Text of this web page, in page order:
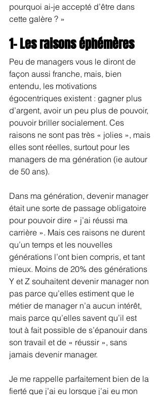
pourquoi ai-je accepté d’être dans
cette galère ? »
1- Les raisons éphémères
Peu de managers vous le diront de
façon aussi franche, mais, bien
entendu, les motivations
égocentriques existent : gagner plus
d’argent, avoir un peu plus de pouvoir,
pouvoir briller socialement. Ces
raisons ne sont pas très « jolies », mais
elles sont réelles, surtout pour les
managers de ma génération (ie autour
de 50 ans).
Dans ma génération, devenir manager
était une sorte de passage obligatoire
pour pouvoir dire « j’ai réussi ma
carrière ». Mais ces raisons ne durent
qu’un temps et les nouvelles
générations l’ont bien compris, et tant
mieux. Moins de 20% des générations
Y et Z souhaitent devenir manager non
pas parce qu’elles estiment que le
métier de manager n’a aucun intérêt,
mais parce qu’elles savent qu’il est
tout à fait possible de s’épanouir dans
son travail et de « réussir », sans
jamais devenir manager.
Je me rappelle parfaitement bien de la
fierté que j’ai eu lorsque j’ai eu mon